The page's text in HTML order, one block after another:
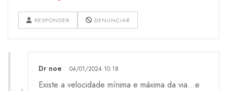
RESPONDER DENUNCIAR
Dr noe 04/01/2024 10:18
Existe a velocidade mínima e máxima da via...e